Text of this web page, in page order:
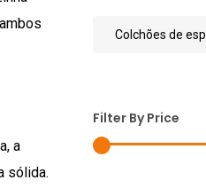
a
sólida.
Filter By Price